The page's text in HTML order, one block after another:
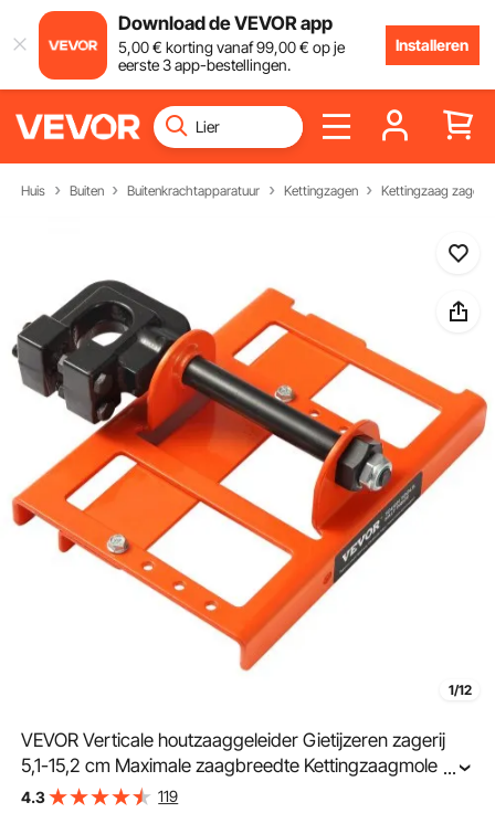
Download de VEVOR app
5,00€ korting vanaf99,00€ op je
eerste 3 app-bestellingen.
Installeren
Huis Buiten Buitenkrachtapparatuur Kettingzagen Kettingzaag
1/12
VEVOR Verticale houtzaaggeleider Gietijzeren zagerij
5,1-15,2 cm Maximale zaagbreedte Kettingzaagmolen
Kettingzaagmolen 208 x 145 x 67 mm Geschikt voor
...
4.3 119